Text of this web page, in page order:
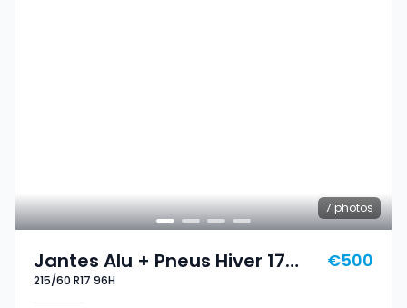
7 photos
Jantes Alu + Pneus Hiver 17
215/60 R17 96H
215/60 R17 96H
€500